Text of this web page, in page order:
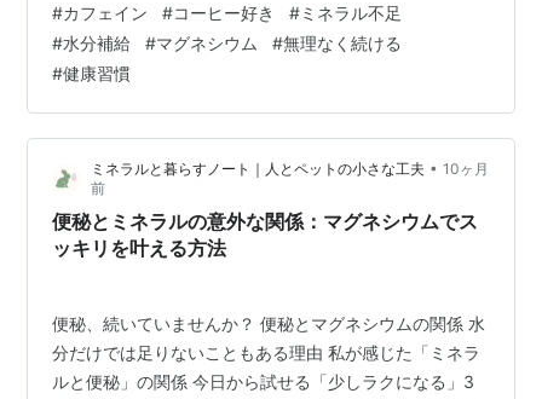
おすすめ コーヒーは好き。でもミネラルも気になる人へ
コーヒーを飲むとミネラル不足になりやすいって、知っ
ていましたか？私は大好きで、冬でもホットコーヒーを1
日2杯は飲みます。でも、カフェインにはマグネシウムや
カルシウムを体の外に出やすくする作用があると知って
から、飲み方を少し変え…
#カフェイン #コーヒー好き #ミネラル不足
#水分補給 #マグネシウム #無理なく続ける
#健康習慣
ミネラルと暮らすノート｜人とペットの小さな工夫 • 10ヶ月
前
便秘とミネラルの意外な関係：マグネシウムでス
ッキリを叶える方法
便秘、続いていませんか？ 便秘とマグネシウムの関係 水
分だけでは足りないこともある理由 私が感じた「ミネラ
ルと便秘」の関係 今日から試せる「少しラクになる」3